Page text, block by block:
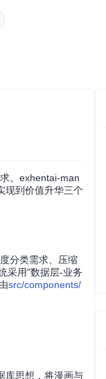
。exhentai-man
现到价值升华三个
分类需求、压缩
采用"数据层-业务
src/components/
库思想，将漫画与